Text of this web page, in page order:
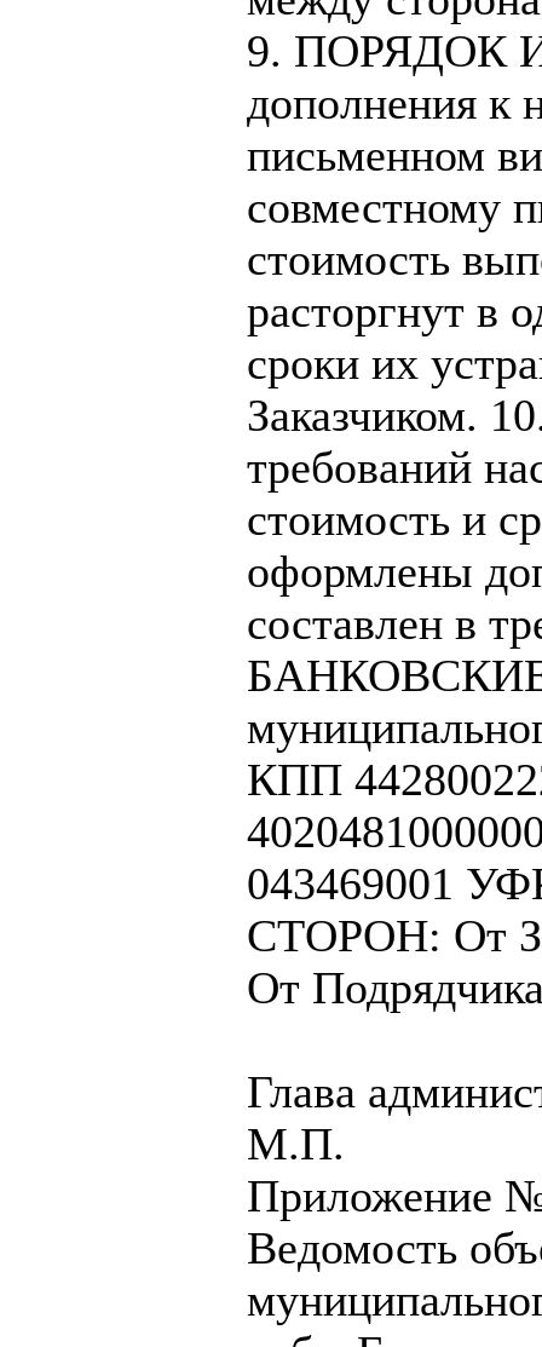
9. ПОРЯДОК
дополнения к
письменном
совместному
стоимость
расторгнут в
сроки их
Заказчиком.
требований
стоимость и
оформлены
составлен в
БАНКОВСКИЕ
КПП
043469001
СТОРОН: От
От
Глава
М.П.
Приложение
Ведомость